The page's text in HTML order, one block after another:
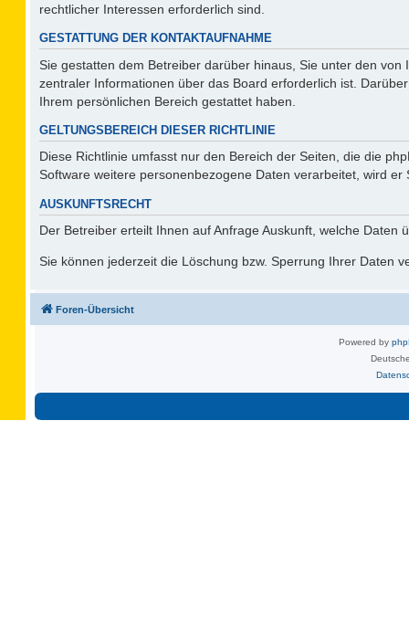
rechtlicher Interessen erforderlich sind.
GESTATTUNG DER KONTAKTAUFNAHME
Sie gestatten dem Betreiber darüber hinaus, Sie unter den
zentraler Informationen über das Board erforderlich ist.
Ihrem persönlichen Bereich gestattet haben.
GELTUNGSBEREICH DIESER RICHTLINIE
Diese Richtlinie umfasst nur den Bereich der Seiten, die die
Software weitere personenbezogene Daten verarbeitet, wird
AUSKUNFTSRECHT
Der Betreiber erteilt Ihnen auf Anfrage Auskunft, welche Daten
Sie können jederzeit die Löschung bzw. Sperrung Ihrer Daten
Foren-Übersicht
Powered by